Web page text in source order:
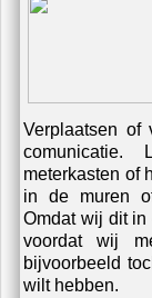
Verplaatsen of
comunicatie.
meterkasten of
in de muren
Omdat wij dit
voordat wij
bijvoorbeeld
wilt hebben.